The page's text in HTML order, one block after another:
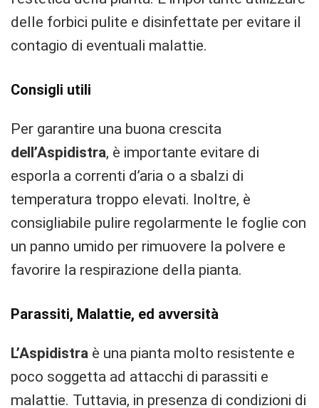
delle forbici pulite e disinfettate per evitare il
contagio di eventuali malattie.
Consigli utili
Per garantire una buona crescita
dell’Aspidistra, è importante evitare di
esporla a correnti d’aria o a sbalzi di
temperatura troppo elevati. Inoltre, è
consigliabile pulire regolarmente le foglie con
un panno umido per rimuovere la polvere e
favorire la respirazione della pianta.
Parassiti, Malattie, ed avversità
L’Aspidistra è una pianta molto resistente e
poco soggetta ad attacchi di parassiti e
malattie. Tuttavia, in presenza di condizioni di